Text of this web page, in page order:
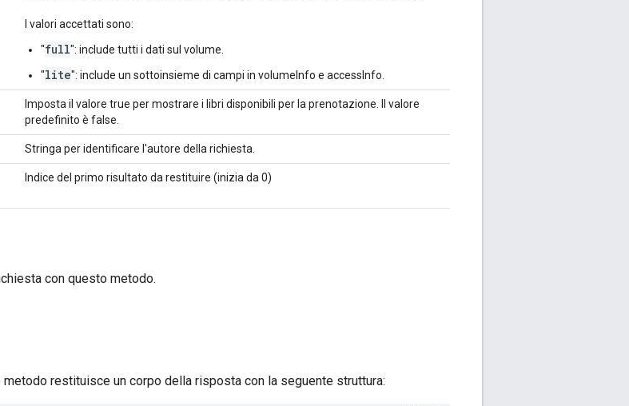
I valori accettati sono:
"full": include tutti i dati sul volume.
"lite": include un sottoinsieme di campi in volumeInfo e accessInfo.
Imposta il valore true per mostrare i libri disponibili per la prenotazione. Il valore
predefinito è false.
Stringa per identificare l'autore della richiesta.
Indice del primo risultato da restituire (inizia da 0)
con questo metodo.
restituisce un corpo della risposta con la seguente struttura: